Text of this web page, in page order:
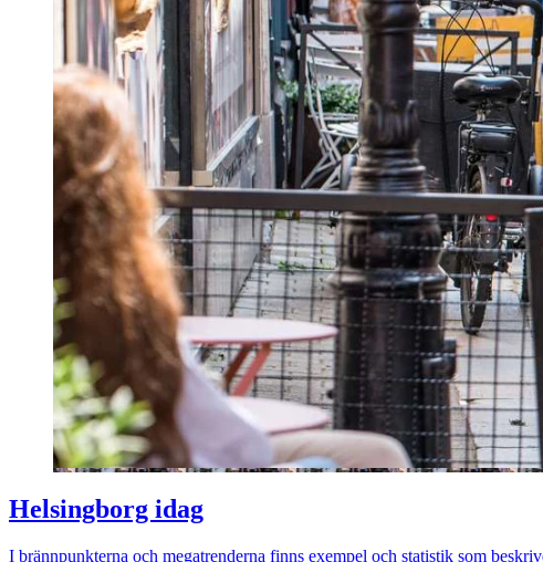
Helsingborg idag
I brännpunkterna och megatrenderna finns exempel och statistik som